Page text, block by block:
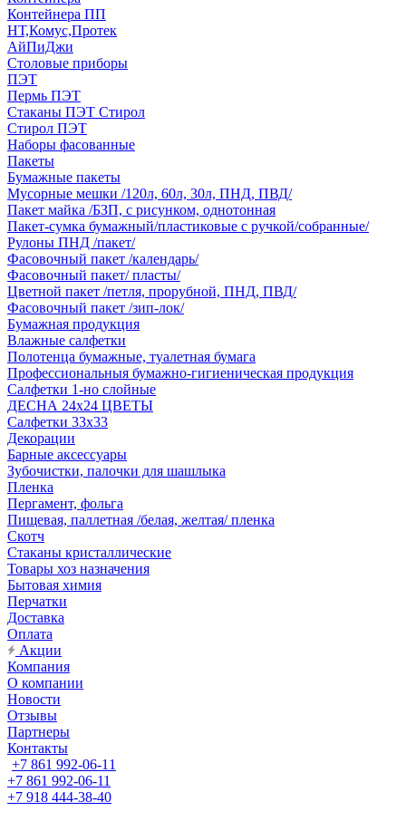
Контейнера ПП
НТ,Комус,Протек
АйПиДжи
Столовые приборы
ПЭТ
Пермь ПЭТ
Стаканы ПЭТ Стирол
Стирол ПЭТ
Наборы фасованные
Пакеты
Бумажные пакеты
Мусорные мешки /120л, 60л, 30л, ПНД, ПВД/
Пакет майка /БЗП, с рисунком, однотонная
Пакет-сумка бумажный/пластиковые с ручкой/собранные/
Рулоны ПНД /пакет/
Фасовочный пакет /календарь/
Фасовочный пакет/ пласты/
Цветной пакет /петля, прорубной, ПНД, ПВД/
Фасовочный пакет /зип-лок/
Бумажная продукция
Влажные салфетки
Полотенца бумажные, туалетная бумага
Профессиональныя бумажно-гигиеническая продукция
Салфетки 1-но слойные
ДЕСНА 24х24 ЦВЕТЫ
Салфетки 33х33
Декорации
Барные аксессуары
Зубочистки, палочки для шашлыка
Пленка
Пергамент, фольга
Пищевая, паллетная /белая, желтая/ пленка
Скотч
Стаканы кристаллические
Товары хоз назначения
Бытовая химия
Перчатки
Доставка
Оплата
Акции
Компания
О компании
Новости
Отзывы
Партнеры
Контакты
+7 861 992-06-11
+7 861 992-06-11
+7 918 444-38-40